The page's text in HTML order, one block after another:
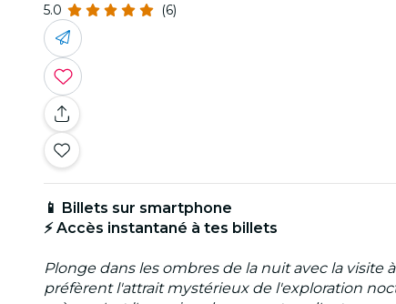
5.0 (6)
📱 Billets sur smartphone
⚡ Accès instantané à tes billets
Plonge dans les ombres de la nuit avec la
préfèrent l'attrait mystérieux de l'exploration